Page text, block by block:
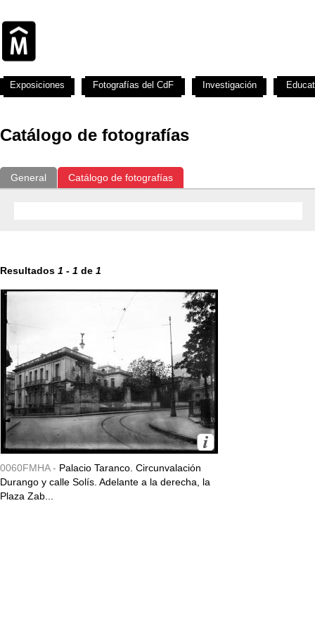
Catálogo de fotografías
General Catálogo de fotografías
Resultados 1 - 1 de 1
0060FMHA - Palacio Taranco. Circunvalación
Durango y calle Solís. Adelante a la derecha, la
Plaza Zab...
Exposiciones Fotografías del CdF Investigación